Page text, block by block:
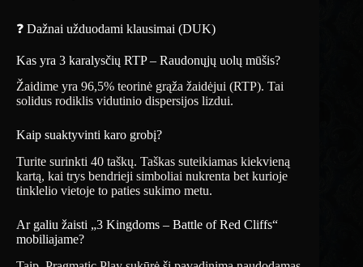
❓ Dažnai užduodami klausimai (DUK)
Kas yra 3 karalysčių RTP – Raudonųjų uolų mūšis?
Žaidime yra 96,5% teorinė grąža žaidėjui (RTP). Tai
solidus rodiklis vidutinio dispersijos lizdui.
Kaip suaktyvinti karo grobį?
Turite surinkti 40 taškų. Taškas suteikiamas kiekvieną
kartą, kai trys bendrieji simboliai nukrenta bet kurioje
tinklelio vietoje to paties sukimo metu.
Ar galiu žaisti „3 Kingdoms – Battle of Red Cliffs“
mobiliajame?